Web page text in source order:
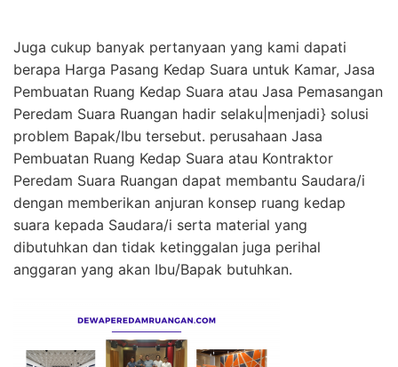
Juga cukup banyak pertanyaan yang kami dapati
berapa Harga Pasang Kedap Suara untuk Kamar, Jasa
Pembuatan Ruang Kedap Suara atau Jasa Pemasangan
Peredam Suara Ruangan hadir selaku|menjadi} solusi
problem Bapak/Ibu tersebut. perusahaan Jasa
Pembuatan Ruang Kedap Suara atau Kontraktor
Peredam Suara Ruangan dapat membantu Saudara/i
dengan memberikan anjuran konsep ruang kedap
suara kepada Saudara/i serta material yang
dibutuhkan dan tidak ketinggalan juga perihal
anggaran yang akan Ibu/Bapak butuhkan.